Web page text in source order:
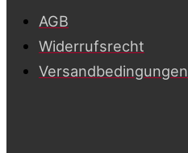
AGB
Widerrufsrecht
Versandbedingungen